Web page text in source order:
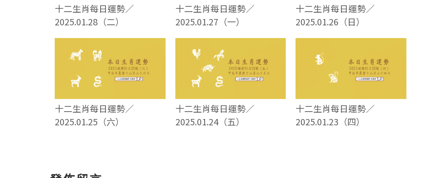
十二生肖每日運勢／
2025.01.28（二）
十二生肖每日運勢／
2025.01.27（一）
十二生肖每日運勢／
2025.01.26（日）
十二生肖每日運勢／
2025.01.25（六）
十二生肖每日運勢／
2025.01.24（五）
十二生肖每日運勢／
2025.01.23（四）